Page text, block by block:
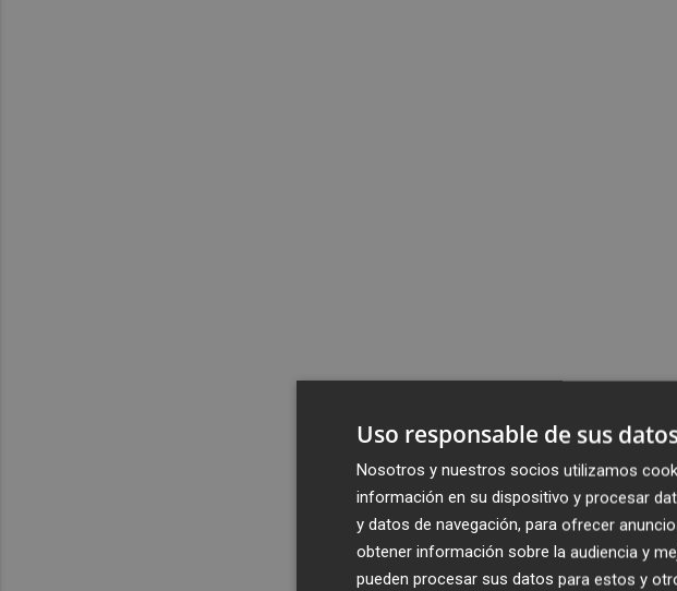
Uso responsable de sus
Nosotros y nuestros socios utilizamos
información en su dispositivo y procesar
y datos de navegación, para ofrecer
obtener información sobre la audiencia y
pueden procesar sus datos para estos y